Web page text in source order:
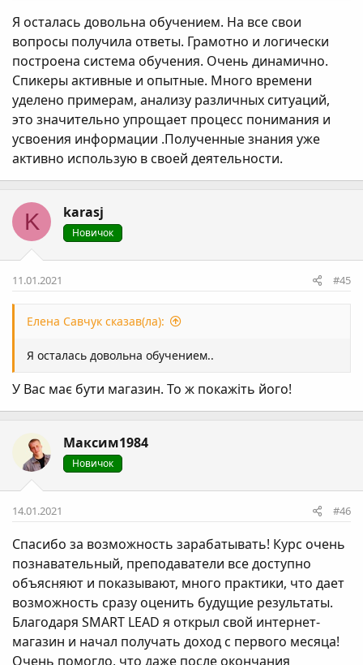
Я осталась довольна обучением. На все свои
вопросы получила ответы. Грамотно и логически
построена система обучения. Очень динамично.
Спикеры активные и опытные. Много времени
уделено примерам, анализу различных ситуаций,
это значительно упрощает процесс понимания и
усвоения информации .Полученные знания уже
активно использую в своей деятельности.
K karasj
Новичок
11.01.2021 #45
Елена Савчук сказав(ла):
Я осталась довольна обучением..
У Вас має бути магазин. То ж покажіть його!
Максим1984
Новичок
14.01.2021 #46
Спасибо за возможность зарабатывать! Курс очень
познавательный, преподаватели все доступно
объясняют и показывают, много практики, что дает
возможность сразу оценить будущие результаты.
Благодаря SMART LEAD я открыл свой интернет-
магазин и начал получать доход с первого месяца!
Очень помогло, что даже после окончания